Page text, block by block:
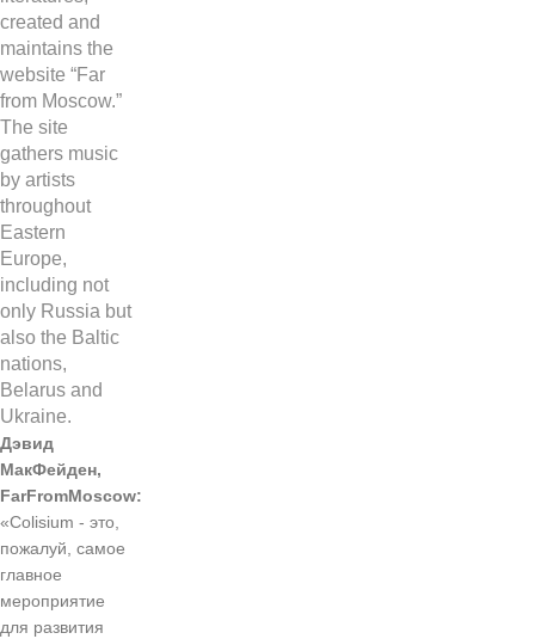
Дэвид
МакФейден,
FarFromMoscow:
«Colisium - это,
пожалуй, самое
главное
мероприятие
для развития